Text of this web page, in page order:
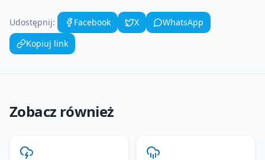
Udostępnij: Facebook X
WhatsApp
Kopiuj link
Zobacz również